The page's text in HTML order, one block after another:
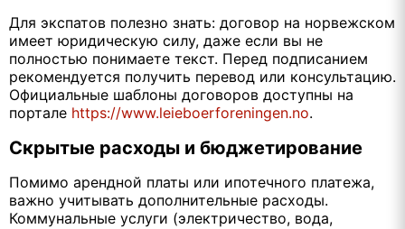
Для экспатов полезно знать: договор на норвежском
имеет юридическую силу, даже если вы не
полностью понимаете текст. Перед подписанием
рекомендуется получить перевод или консультацию.
Официальные шаблоны договоров доступны на
портале https://www.leieboerforeningen.no.
Скрытые расходы и бюджетирование
Помимо арендной платы или ипотечного платежа,
важно учитывать дополнительные расходы.
Коммунальные услуги (электричество, вода,